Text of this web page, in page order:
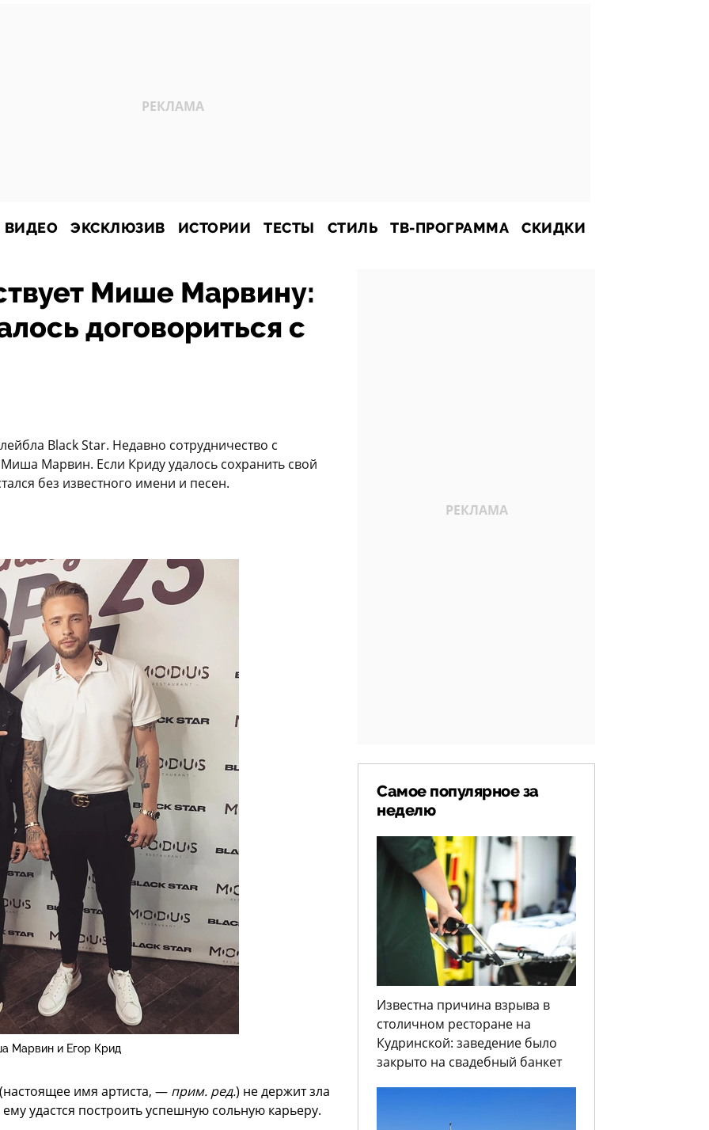
ВИДЕО ЭКСКЛЮЗИВ ИСТОРИИ ТЕСТЫ СТИЛЬ ТВ-ПРОГРАММА СКИДКИ
Мише Марвину:
договориться с
Black Star. Недавно сотрудничество с
Марвин. Если Криду удалось сохранить свой
без известного имени и песен.
Марвин и Егор Крид
имя артиста, — прим. ред.) не держит зла
удастся построить успешную сольную карьеру.
Самое популярное за
неделю
Известна причина взрыва в
столичном ресторане на
Кудринской: заведение было
закрыто на свадебный банкет